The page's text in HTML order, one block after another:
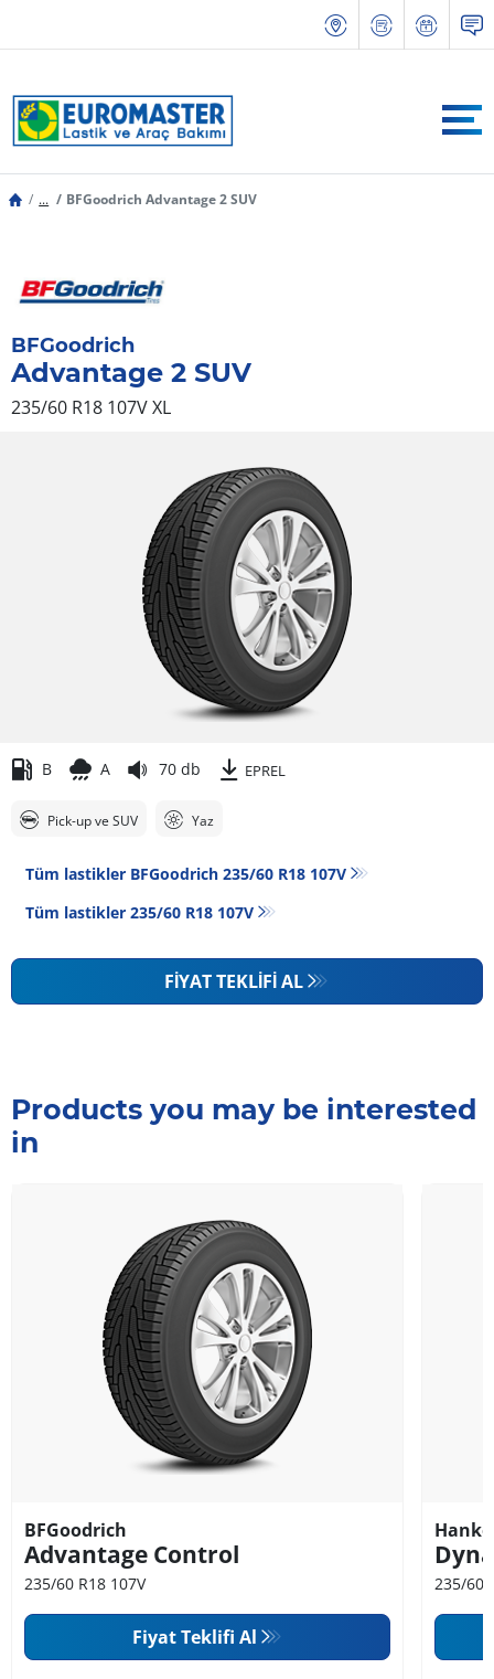
... BFGoodrich Advantage 2 SUV
BFGoodrich
Advantage 2 SUV
235/60 R18 107VXL
B A 70 db EPREL
Pick-up ve SUV Yaz
Tüm lastikler BFGoodrich 235/60 R18 107V
Tüm lastikler‎ 235/60 R18 107V
FIYAT TEKLIFI AL
Products you may be interested
in
BFGoodrich
Advantage Control
235/60 R18 107V
Fiyat Teklifi Al
235/60